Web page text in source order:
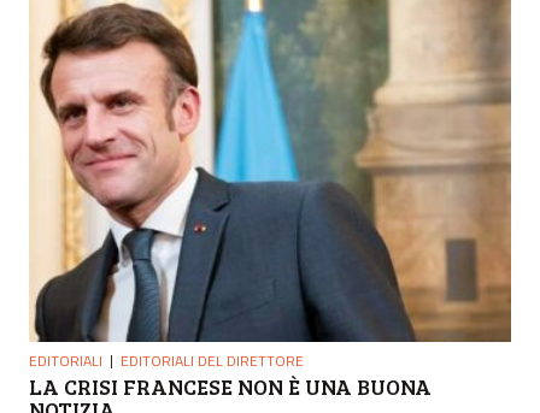
EDITORIALI EDITORIALI DEL DIRETTORE
LA CRISI FRANCESE NON È UNA BUONA